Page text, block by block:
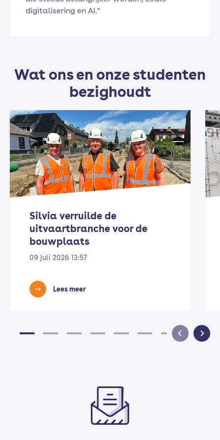
digitalisering en AI."
Wat ons en onze studenten
bezighoudt
Silvia verruilde de
uitvaartbranche voor de
bouwplaats
09 juli 2026 13:57
Lees meer